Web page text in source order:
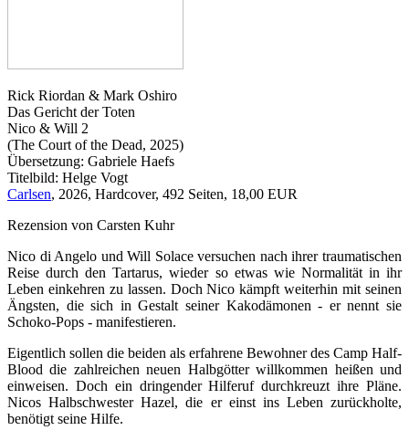
Rick Riordan & Mark Oshiro
Das Gericht der Toten
Nico & Will 2
(The Court of the Dead, 2025)
Übersetzung: Gabriele Haefs
Titelbild: Helge Vogt
Carlsen, 2026, Hardcover, 492 Seiten, 18,00 EUR
Rezension von Carsten Kuhr
Nico di Angelo und Will Solace versuchen nach ihrer traumatischen
Reise durch den Tartarus, wieder so etwas wie Normalität in ihr
Leben einkehren zu lassen. Doch Nico kämpft weiterhin mit seinen
Ängsten, die sich in Gestalt seiner Kakodämonen - er nennt sie
Schoko-Pops - manifestieren.
Eigentlich sollen die beiden als erfahrene Bewohner des Camp Half-
Blood die zahlreichen neuen Halbgötter willkommen heißen und
einweisen. Doch ein dringender Hilferuf durchkreuzt ihre Pläne.
Nicos Halbschwester Hazel, die er einst ins Leben zurückholte,
benötigt seine Hilfe.